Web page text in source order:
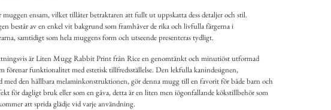
muggen ensam, vilket tillåter betraktaren att fullt ut uppskatta dess detaljer och stil.
består av en enkel vit bakgrund som framhäver de rika och livfulla färgerna i
samtidigt som hela muggens form och utseende presenteras tydligt.
är Liten Mugg Rabbit Print från Rice en genomtänkt och minutiöst utformad
förenar funktionalitet med estetisk tillfredsställelse. Den lekfulla kanindesignen,
med den hållbara melaminkonstruktionen, gör denna mugg till en favorit för både barn och
för dagligt bruk eller som en gåva, detta är en liten men iögonfallande kökstillbehör som
att sprida glädje vid varje användning.